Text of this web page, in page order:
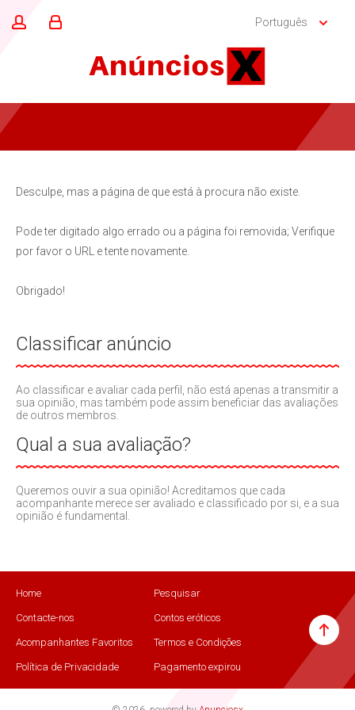
Português
Desculpe, mas a página de que está à procura não existe.
Pode ter digitado algo errado ou a página foi removida; Verifique
por favor o URL e tente novamente.
Obrigado!
Classificar anúncio
Ao classificar e avaliar cada perfil, não está apenas a transmitir a
sua opinião, mas também pode assim beneficiar das avaliações
de outros membros.
Qual a sua avaliação?
Queremos ouvir a sua opinião! Acreditamos que cada
acompanhante merece ser avaliado e classificado por si, e a sua
opinião é fundamental.
Home Pesquisar
Contacte-nos Contos eróticos
Acompanhantes Favoritos Termos e Condições
Política de Privacidade Pagamento expirou